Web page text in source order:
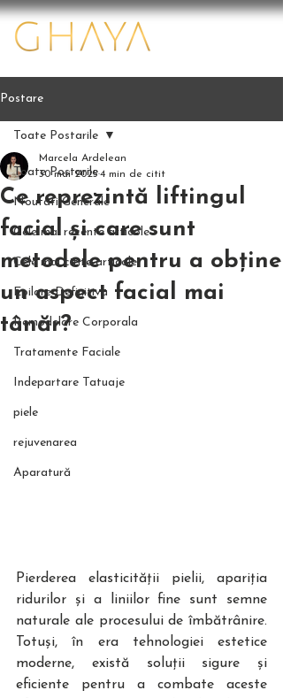
Postare
Toate Postarile
Noutati Generale
Cele mai recente articole
Cele mai citite articole
Epilare Definitiva
Remodelare Corporala
Tratamente Faciale
Indepartare Tatuaje
piele
rejuvenarea
Aparatură
Toate Postarile
Ce reprezintă liftingul
facial și care sunt
metodele pentru a obține
un aspect facial mai
tânăr?
Marcela Ardelean
30 mai 20254 min de citit
Pierderea elasticității pielii, apariția
ridurilor și a liniilor fine sunt semne
naturale ale procesului de îmbătrânire.
Totuși, în era tehnologiei estetice
moderne, există soluții sigure și
eficiente pentru a combate aceste